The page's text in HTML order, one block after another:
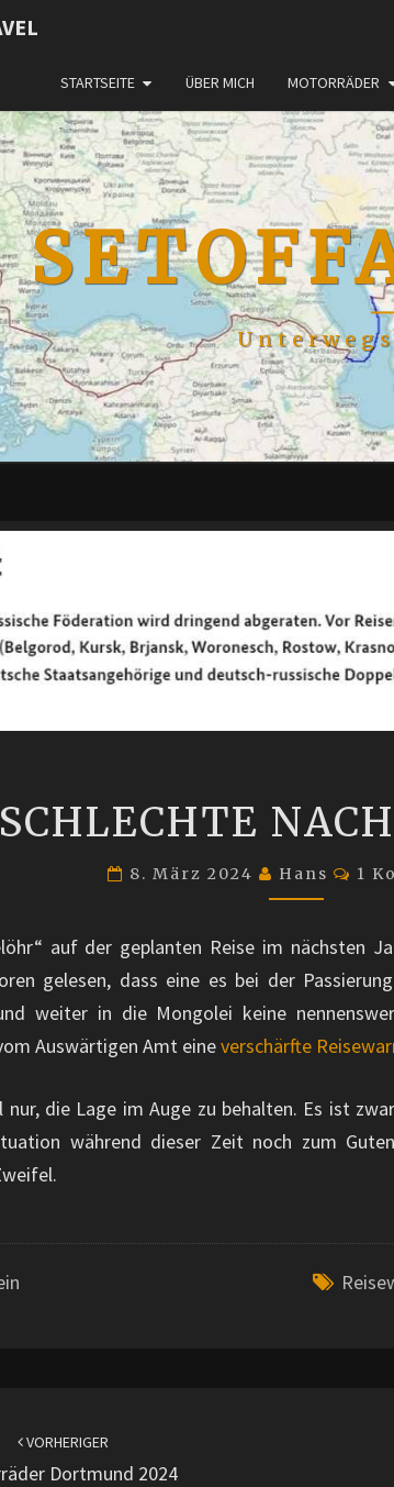
STARTSEITE ÜBER MICH MOTORRÄDER
SCHLECHTE
8. März 2024 Hans 1
auf der geplanten Reise im nächsten
gelesen, dass eine es bei der
weiter in die Mongolei keine
Auswärtigen Amt eineverschärfte
nur, die Lage im Auge zu behalten. Es ist
während dieser Zeit noch zum
VORHERIGER
Dortmund 2024